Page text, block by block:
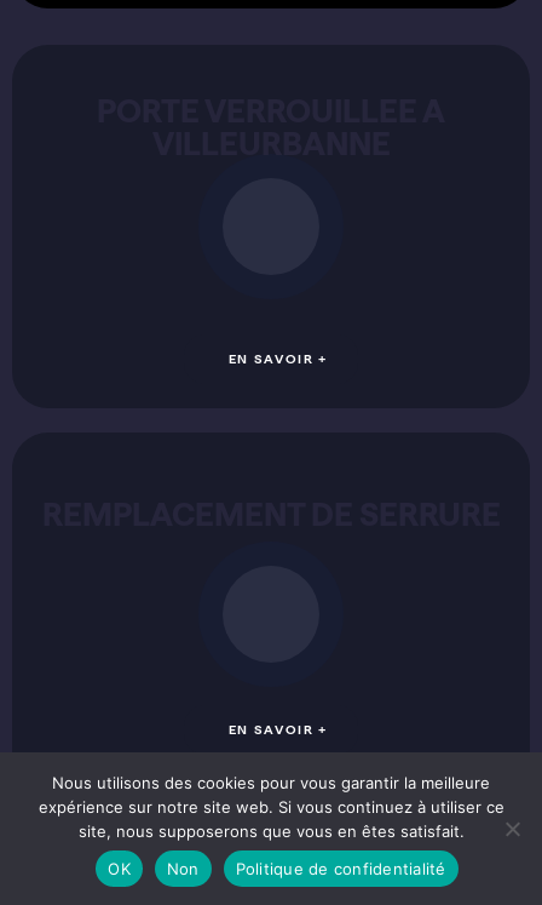
EN SAVOIR +
EN SAVOIR +
Découvrir en détail
SECURISATION DE PORTE
SECURISATION DE PORTE
Nous utilisons des cookies pour vous garantir la meilleure
expérience sur notre site web. Si vous continuez à utiliser ce
site, nous supposerons que vous en êtes satisfait.
OK
Non Politique de confidentialité